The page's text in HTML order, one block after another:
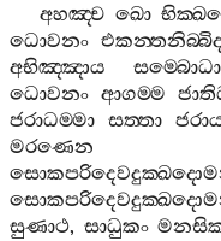
අහඤ‍්ච ඛො
ධොවනං
අභිඤ‍්ඤාය
ධොවනං ආගම‍්ම
ජරාධම‍්මා සත‍්තා
මරණෙන
සුණාථ, සාධුකං